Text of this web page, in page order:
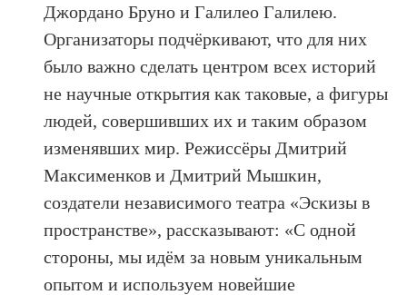
Джордано Бруно и Галилео Галилею.
Организаторы подчёркивают, что для них
было важно сделать центром всех историй
не научные открытия как таковые, а фигуры
людей, совершивших их и таким образом
изменявших мир. Режиссёры Дмитрий
Максименков и Дмитрий Мышкин,
создатели независимого театра «Эскизы в
пространстве», рассказывают: «С одной
стороны, мы идём за новым уникальным
опытом и используем новейшие